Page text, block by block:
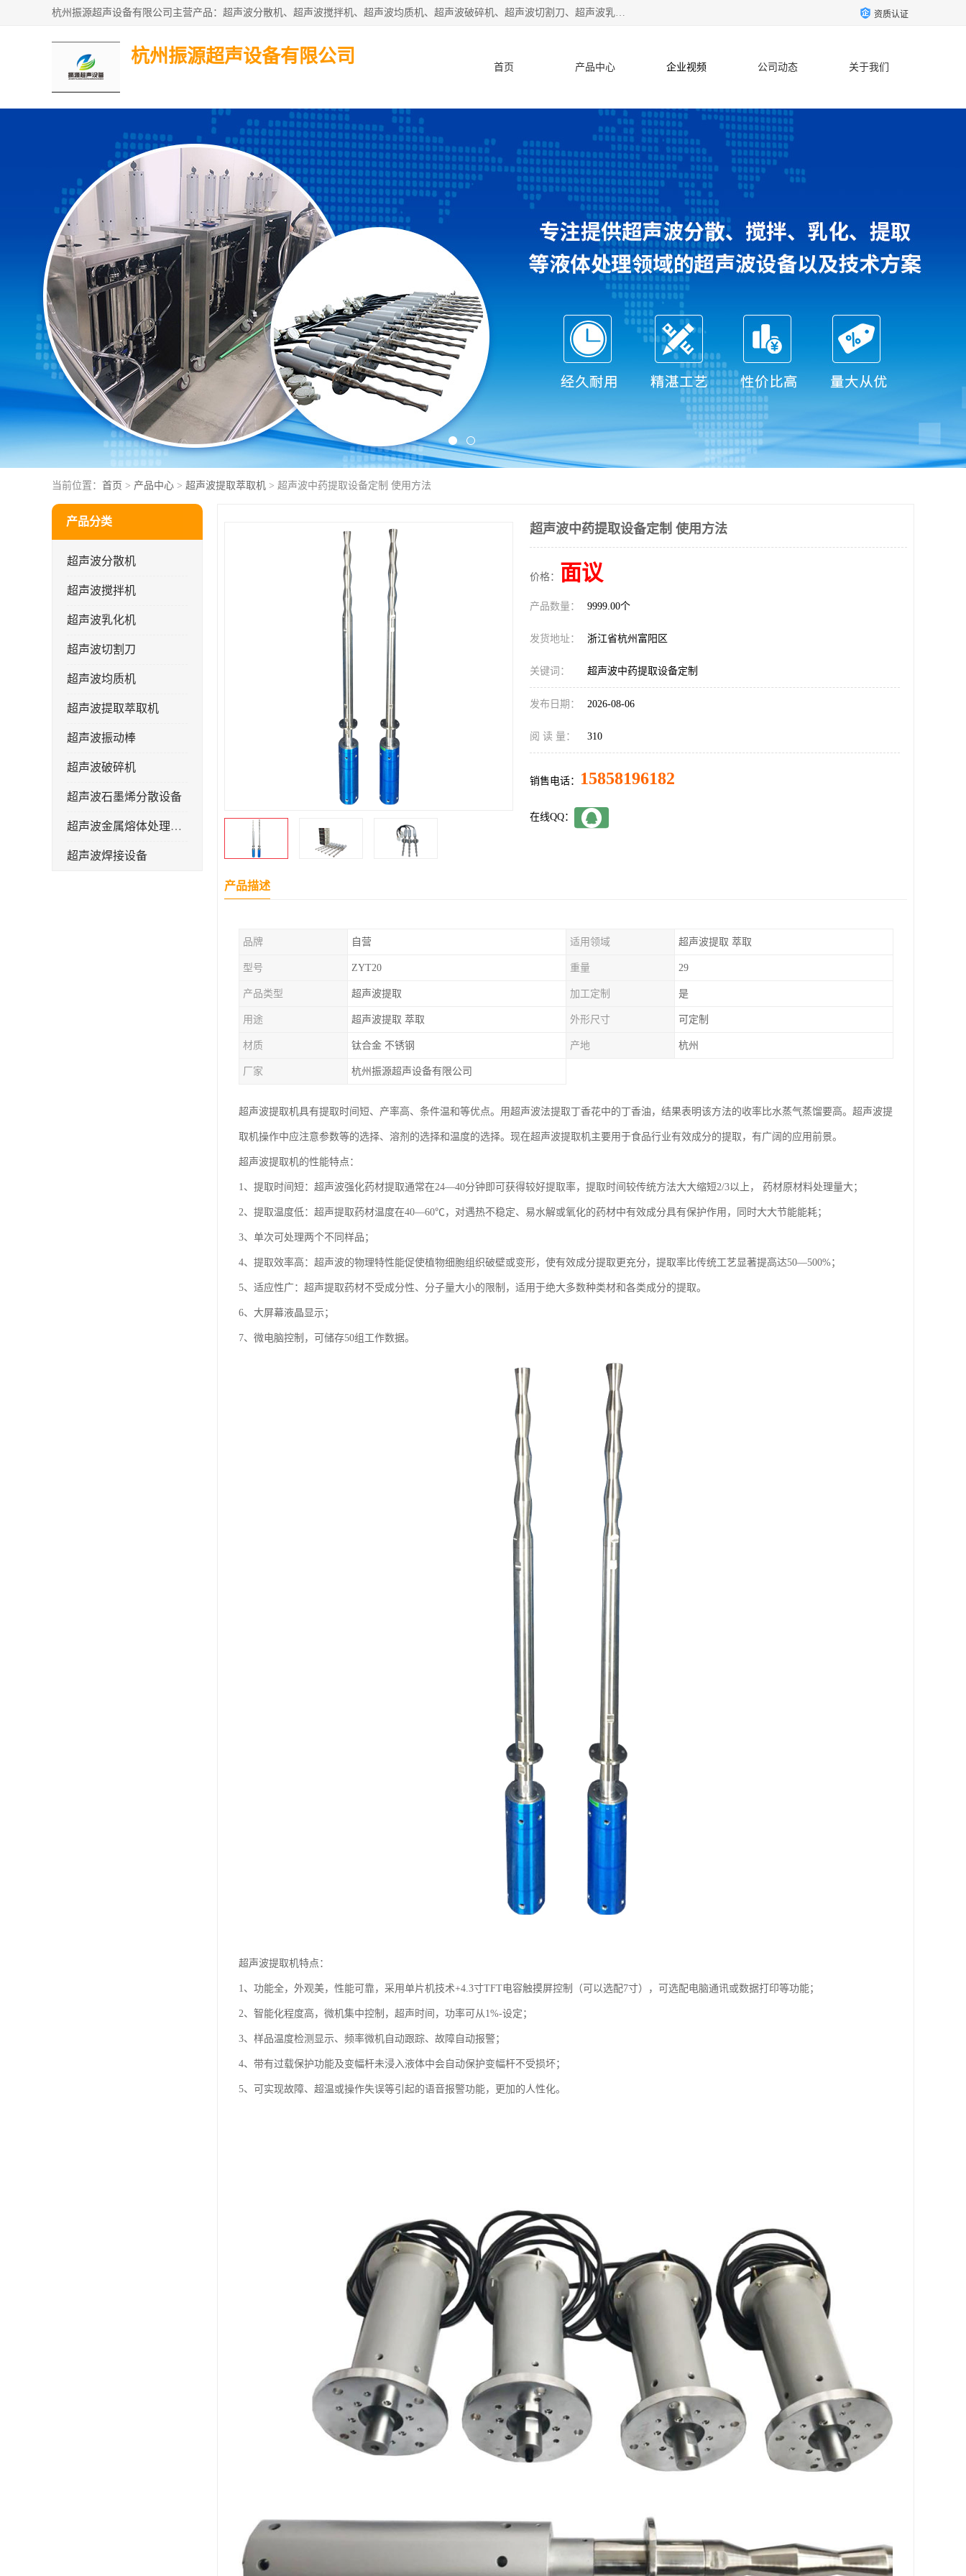
杭州振源超声设备有限公司主营产品：超声波分散机、超声波搅拌机、超声波均质机、超声波破碎机、超声波切割刀、超声波乳化机、超声波提取机、超声波振动棒等设备。秉承诚信经营、品质至上的服务宗旨，与多家企业建立了长期的合作关系。公司坚持以质量赢市场，以服务赢客户，始终以客户利益为中心。 资质认证
杭州振源超声设备有限公司
首页 产品中心 企业视频 公司动态 关于我们
当前位置： 首页 > 产品中心 > 超声波提取萃取机 > 超声波中药提取设备定制 使用方法
产品分类
超声波分散机
超声波搅拌机
超声波乳化机
超声波切割刀
超声波均质机
超声波提取萃取机
超声波振动棒
超声波破碎机
超声波石墨烯分散设备
超声波金属熔体处理设备
超声波焊接设备
超声波中药提取设备定制 使用方法
价格： 面议
产品数量： 9999.00个
发货地址： 浙江省杭州富阳区
关键词： 超声波中药提取设备定制
发布日期： 2026-08-06
阅 读 量： 310
销售电话： 15858196182
在线QQ：
产品描述
品牌 自营 适用领域 超声波提取 萃取
型号 ZYT20 重量 29
产品类型 超声波提取 加工定制 是
用途 超声波提取 萃取 外形尺寸 可定制
材质 钛合金 不锈钢 产地 杭州
厂家 杭州振源超声设备有限公司
超声波提取机具有提取时间短、产率高、条件温和等优点。用超声波法提取丁香花中的丁香油，结果表明该方法的收率比水蒸气蒸馏要高。超声波提
取机操作中应注意参数等的选择、溶剂的选择和温度的选择。现在超声波提取机主要用于食品行业有效成分的提取，有广阔的应用前景。
超声波提取机的性能特点：
1、提取时间短：超声波强化药材提取通常在24—40分钟即可获得较好提取率，提取时间较传统方法大大缩短2/3以上， 药材原材料处理量大；
2、提取温度低：超声提取药材温度在40—60℃，对遇热不稳定、易水解或氧化的药材中有效成分具有保护作用，同时大大节能能耗；
3、单次可处理两个不同样品；
4、提取效率高：超声波的物理特性能促使植物细胞组织破壁或变形，使有效成分提取更充分，提取率比传统工艺显著提高达50—500%；
5、适应性广：超声提取药材不受成分性、分子量大小的限制，适用于绝大多数种类材和各类成分的提取。
6、大屏幕液晶显示；
7、微电脑控制，可储存50组工作数据。
超声波提取机特点：
1、功能全，外观美，性能可靠，采用单片机技术+4.3寸TFT电容触摸屏控制（可以选配7寸），可选配电脑通讯或数据打印等功能；
2、智能化程度高，微机集中控制，超声时间，功率可从1%-设定；
3、样品温度检测显示、频率微机自动跟踪、故障自动报警；
4、带有过载保护功能及变幅杆未浸入液体中会自动保护变幅杆不受损坏；
5、可实现故障、超温或操作失误等引起的语音报警功能，更加的人性化。